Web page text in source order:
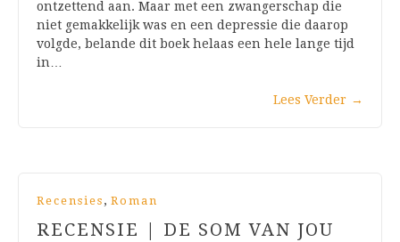
ontzettend aan. Maar met een zwangerschap die
niet gemakkelijk was en een depressie die daarop
volgde, belande dit boek helaas een hele lange tijd
in…
Lees Verder →
Recensies , Roman
RECENSIE | DE SOM VAN JOU